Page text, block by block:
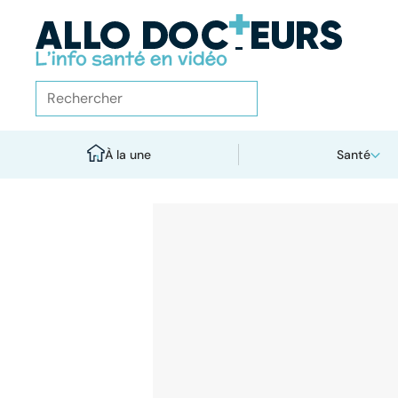
À la une Santé